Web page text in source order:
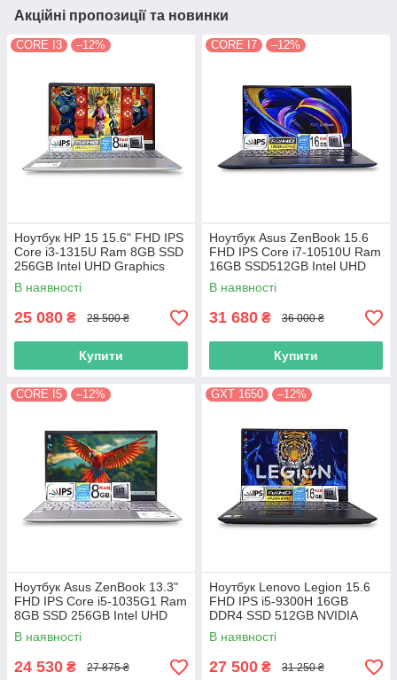
Акційні пропозиції та новинки
CORE I3 –12%
Ноутбук HP 15 15.6" FHD IPS
Сore i3-1315U Ram 8GB SSD
256GB Intel UHD Graphics
В наявності
25 080 ₴ 28 500 ₴
Купити
CORE I7 –12%
Ноутбук Asus ZenBook 15.6
FHD IPS Core i7-10510U Ram
16GB SSD512GB Intel UHD
Graphics
В наявності
31 680 ₴ 36 000 ₴
Купити
CORE I5 –12%
Ноутбук Asus ZenBook 13.3"
FHD IPS Core i5-1035G1 Ram
8GB SSD 256GB Intel UHD
Graphics
В наявності
24 530 ₴ 27 875 ₴
GXT 1650 –12%
Ноутбук Lenovo Legion 15.6
FHD IPS i5-9300H 16GB
DDR4 SSD 512GB NVIDIA
GTX1650
В наявності
27 500 ₴ 31 250 ₴